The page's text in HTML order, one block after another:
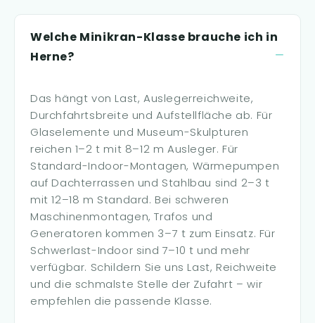
Welche Minikran-Klasse brauche ich in
Herne?
Das hängt von Last, Auslegerreichweite,
Durchfahrtsbreite und Aufstellfläche ab. Für
Glaselemente und Museum-Skulpturen
reichen 1–2 t mit 8–12 m Ausleger. Für
Standard-Indoor-Montagen, Wärmepumpen
auf Dachterrassen und Stahlbau sind 2–3 t
mit 12–18 m Standard. Bei schweren
Maschinenmontagen, Trafos und
Generatoren kommen 3–7 t zum Einsatz. Für
Schwerlast-Indoor sind 7–10 t und mehr
verfügbar. Schildern Sie uns Last, Reichweite
und die schmalste Stelle der Zufahrt – wir
empfehlen die passende Klasse.